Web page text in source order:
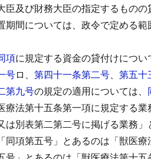
及び財務大臣の指定するものの
間については、政令で定める
項に規定する資金の貸付けについ
号ロ、 第四十一条第二号、 第五十
第九号の規定の適用については、
法第十五条第一項に規定する業
は別表第二第二号に掲げる業務
項第五号」とあるのは「獣医